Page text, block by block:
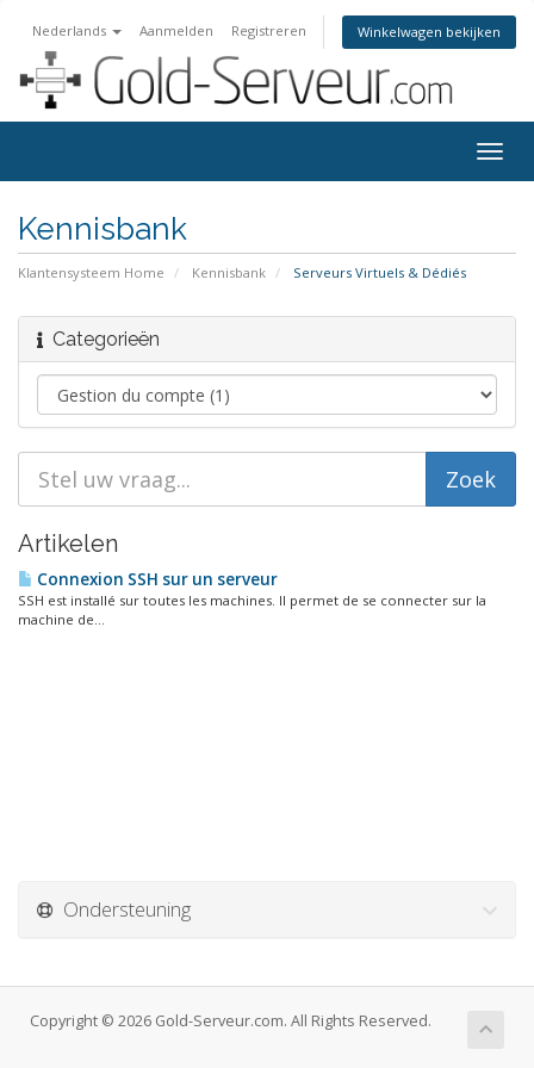
Nederlands Aanmelden Registreren Winkelwagen bekijken
Kennisbank
Klantensysteem Home Kennisbank Serveurs Virtuels & Dédiés
Categorieën
Artikelen
Connexion SSH sur un serveur
SSH est installé sur toutes les machines. Il permet de se connecter sur la
machine de...
Ondersteuning
Copyright © 2026 Gold-Serveur.com. All Rights Reserved.